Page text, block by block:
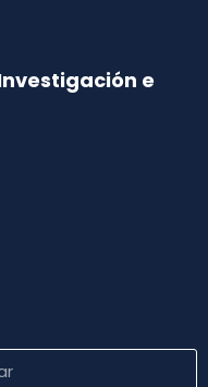
e